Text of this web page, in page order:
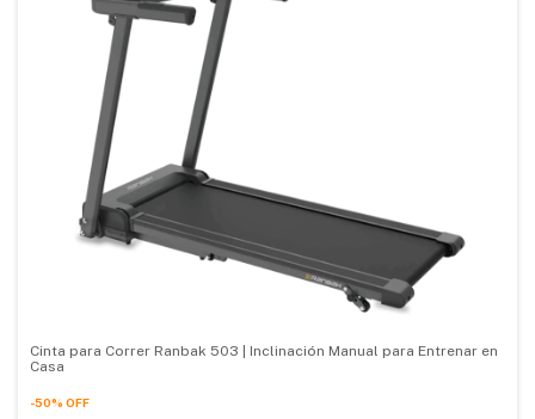
Cinta para Correr Ranbak 503 | Inclinación Manual para Entrenar en
Casa
-50% OFF